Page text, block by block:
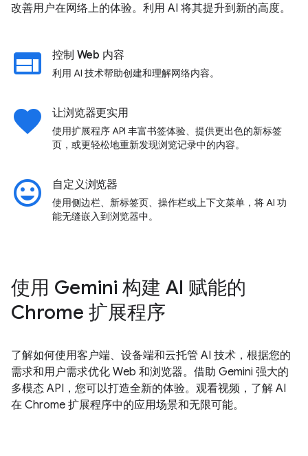
改善用户在网络上的体验。利用 AI 将其提升到新的高度。
web 控制 Web 内容
利用 AI 技术帮助创建和理解网络内容。
favorite 让浏览器更实用
使用扩展程序 API 丰富书签体验、提供更出色的新标签
页，或更轻松地重新发现浏览记录中的内容。
insert_emoticon 自定义浏览器
使用侧边栏、新标签页、操作栏或上下文菜单，将 AI 功
能无缝嵌入到浏览器中。
使用 Gemini 构建 AI 赋能的
Chrome 扩展程序
了解如何使用客户端、设备端和云托管 AI 技术，根据您的
需求和用户需求优化 Web 和浏览器。借助 Gemini 强大的
多模态 API，您可以打造全新的体验。观看视频，了解 AI
在 Chrome 扩展程序中的应用场景和无限可能。